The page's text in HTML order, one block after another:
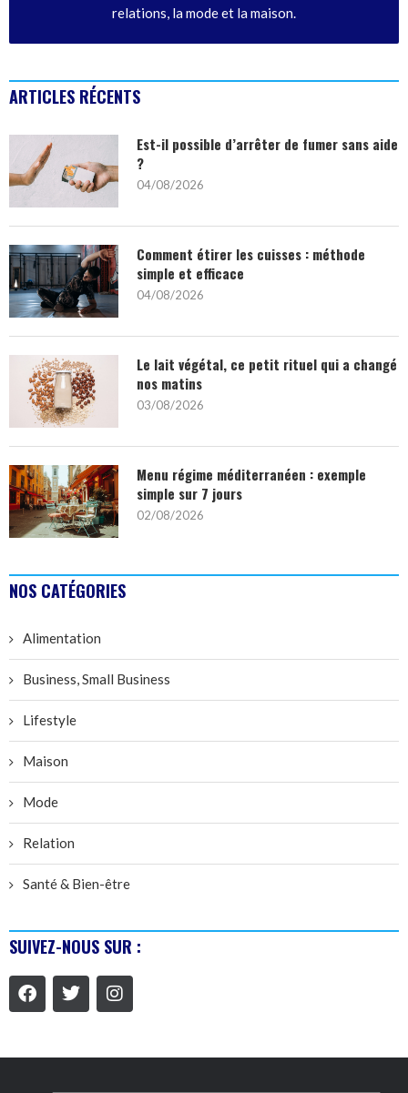
relations, la mode et la maison.
ARTICLES RÉCENTS
Est-il possible d’arrêter de fumer sans aide
?
04/08/2026
Comment étirer les cuisses : méthode
simple et efficace
04/08/2026
Le lait végétal, ce petit rituel qui a changé
nos matins
03/08/2026
Menu régime méditerranéen : exemple
simple sur 7 jours
02/08/2026
NOS CATÉGORIES
Alimentation
Business, Small Business
Lifestyle
Maison
Mode
Relation
Santé & Bien-être
SUIVEZ-NOUS SUR :